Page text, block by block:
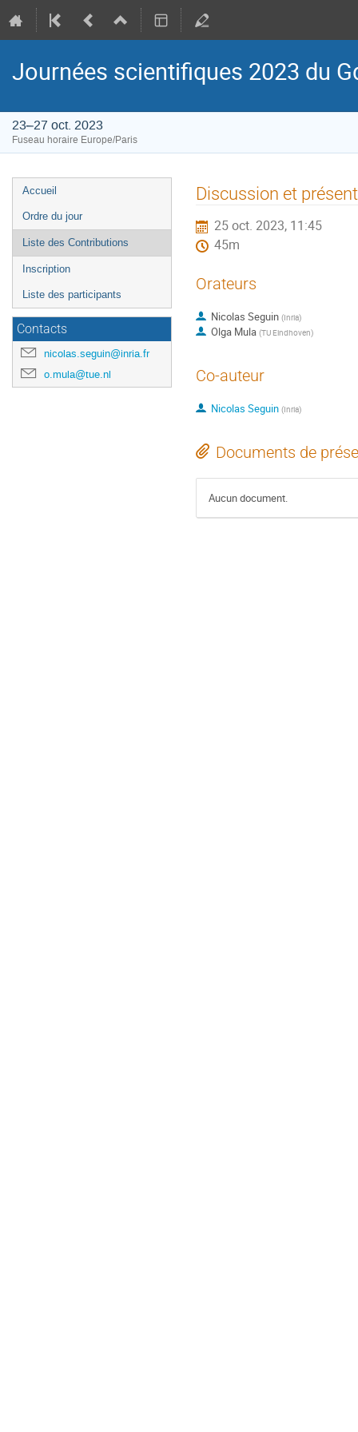
Journées scientifiques 2023 du
23–27 oct. 2023
Fuseau horaire Europe/Paris
Menu
de
l'événement
Accueil
Ordre du jour
Liste des Contributions
Inscription
Liste des participants
Contacts
nicolas.seguin@inria.fr
o.mula@tue.nl
Discussion et
25 oct. 2023, 11:45
45m
Orateurs
Nicolas Seguin (Inria)
Olga Mula (TU Eindhoven)
Co-auteur
Nicolas Seguin (Inria)
Documents de
Aucun document.